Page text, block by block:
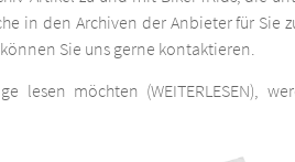
in den Archiven der Anbieter für
Sie uns gerne kontaktieren.
lesen möchten (WEITERLESEN),